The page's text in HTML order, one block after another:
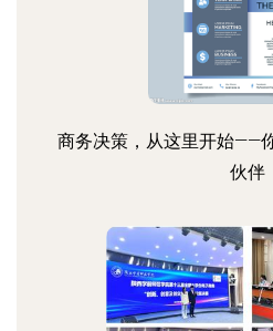
商务决策，从这里开始——
伙伴